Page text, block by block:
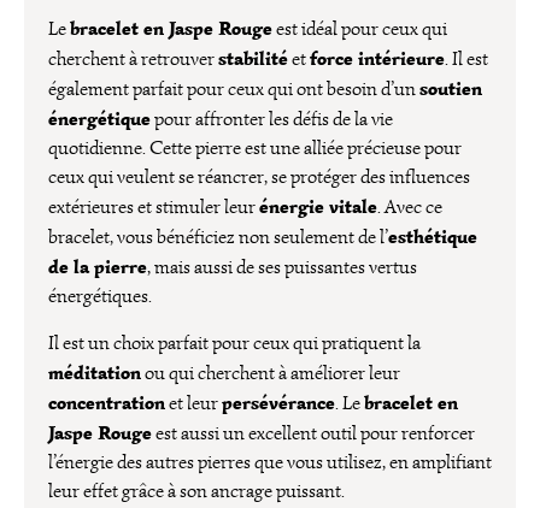
Lebracelet en Jaspe Rougeest idéal pour ceux qui
cherchent à retrouverstabilitéetforce intérieure. Il est
également parfait pour ceux qui ont besoin d’unsoutien
énergétiquepour affronter les défis de la vie
quotidienne. Cette pierre est une alliée précieuse pour
ceux qui veulent se réancrer, se protéger des influences
extérieures et stimuler leurénergie vitale. Avec ce
bracelet, vous bénéficiez non seulement de l’esthétique
de la pierre, mais aussi de ses puissantes vertus
énergétiques.
Il est un choix parfait pour ceux qui pratiquent la
méditationou qui cherchent à améliorer leur
concentrationet leurpersévérance. Lebracelet en
Jaspe Rougeest aussi un excellent outil pour renforcer
l’énergie des autres pierres que vous utilisez, en amplifiant
leur effet grâce à son ancrage puissant.